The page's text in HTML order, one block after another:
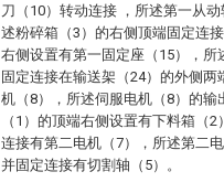
刀（10）转动连接 ，所述第一从
述粉碎箱（3）的右侧顶端固定连
右侧设置有第一固定座（15），所
固定连接在输送架（24）的外侧
机（8），所述伺服电机（8）的
（1）的顶端右侧设置有下料箱（
连接有第二电机（7），所述第二
并固定连接有切割轴（5）。